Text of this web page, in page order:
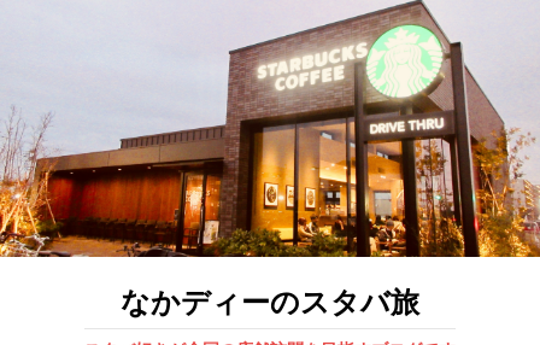
なかディーのスタバ旅